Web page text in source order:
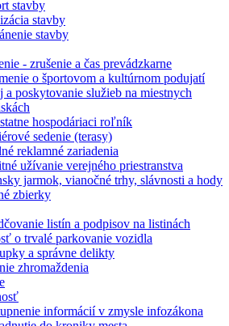
stavby
stavby
stavby
- zrušenie a čas prevádzkarne
o športovom a kultúrnom podujatí
a poskytovanie služieb na miestnych
hospodáriaci roľník
sedenie (terasy)
reklamné zariadenia
užívanie verejného priestranstva
jarmok, vianočné trhy, slávnosti a hody
zbierky
listín a podpisov na listinách
o trvalé parkovanie vozidla
a správne delikty
zhromaždenia
informácií v zmysle infozákona